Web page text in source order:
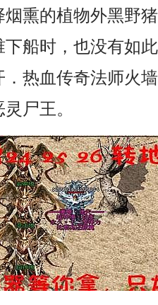
熏的植物外黑野
船时，也没有如
热血传奇法师火
尸王。